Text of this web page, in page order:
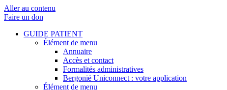
Aller au contenu
Faire un don
GUIDE PATIENT
Élément de menu
Annuaire
Accès et contact
Formalités administratives
Bergonié Uniconnect : votre application
Élément de menu